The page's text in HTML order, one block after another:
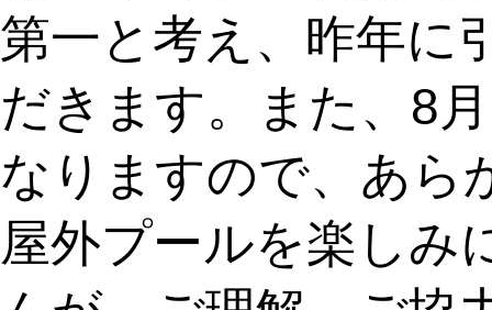
第一と考え、昨年に
だきます。また、8
なりますので、あら
屋外プールを楽しみ